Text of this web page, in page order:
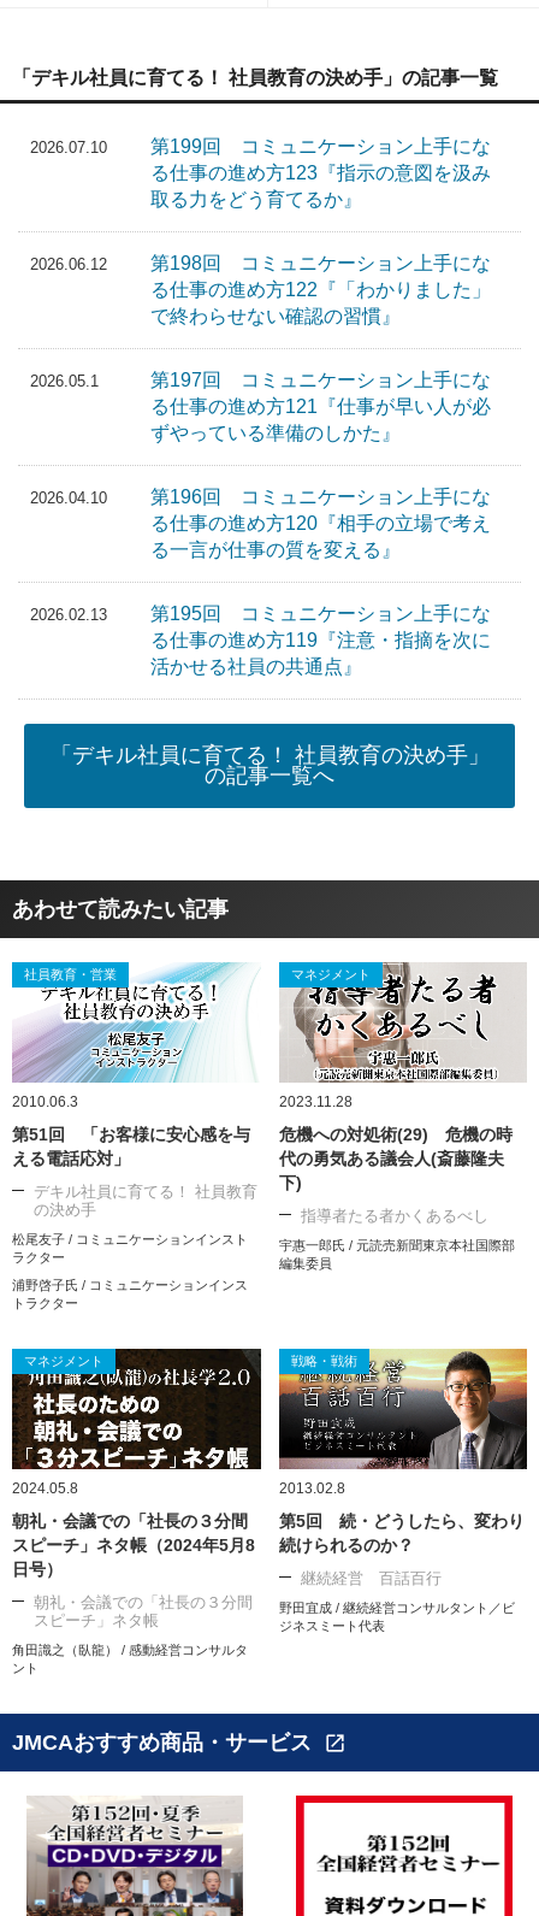
「デキル社員に育てる！ 社員教育の決め手」の記事一覧
2026.07.10
第199回 コミュニケーション上手にな
る仕事の進め方123『指示の意図を汲み
取る力をどう育てるか』
2026.06.12
第198回 コミュニケーション上手にな
る仕事の進め方122『「わかりました」
で終わらせない確認の習慣』
2026.05.1
第197回 コミュニケーション上手にな
る仕事の進め方121『仕事が早い人が必
ずやっている準備のしかた』
2026.04.10
第196回 コミュニケーション上手にな
る仕事の進め方120『相手の立場で考え
る一言が仕事の質を変える』
2026.02.13
第195回 コミュニケーション上手にな
る仕事の進め方119『注意・指摘を次に
活かせる社員の共通点』
「デキル社員に育てる！ 社員教育の決め手」
の記事一覧へ
あわせて読みたい記事
社員教育・営業
2010.06.3
第51回 「お客様に安心感を与
える電話応対」
デキル社員に育てる！ 社員教育
の決め手
松尾友子 / コミュニケーションインスト
ラクター
浦野啓子氏 / コミュニケーションインス
トラクター
マネジメント
2023.11.28
危機への対処術(29) 危機の時
代の勇気ある議会人(斎藤隆夫
下)
指導者たる者かくあるべし
宇惠一郎氏 / 元読売新聞東京本社国際部
編集委員
マネジメント
2024.05.8
朝礼・会議での「社長の３分間
スピーチ」ネタ帳（2024年5月8
日号）
朝礼・会議での「社長の３分間
スピーチ」ネタ帳
角田識之（臥龍） / 感動経営コンサルタ
ント
戦略・戦術
2013.02.8
第5回 続・どうしたら、変わり
続けられるのか？
継続経営 百話百行
野田宜成 / 継続経営コンサルタント／ビ
ジネスミート代表
JMCAおすすめ商品・サービス open_in_new